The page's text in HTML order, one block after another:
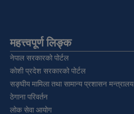
महत्त्वपूर्ण लिङ्क
नेपाल सरकारको पोर्टल
कोशी प्रदेश सरकारको पोर्टल
सङ्‍घीय मामिला तथा सामान्य प्रशासन मन्त्रालय
ठेगाना परिवर्तन
लोक सेवा आयोग